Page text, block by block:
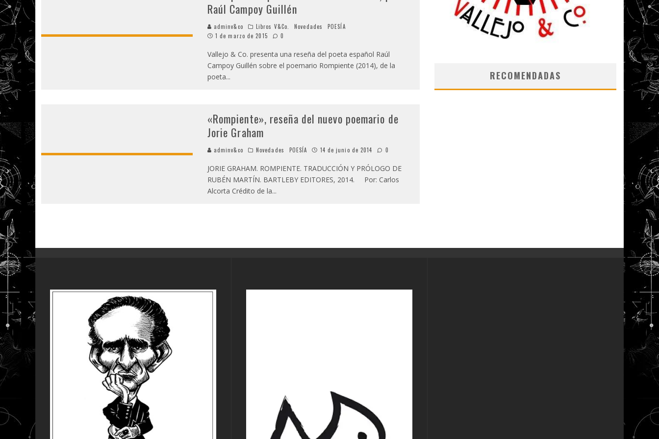
Raúl Campoy Guillén
adminv&co Libros V&Co. Novedades
POESÍA
1 de marzo de 2015
0
Vallejo & Co. presenta una reseña del poeta español Raúl
Campoy Guillén sobre el poemario Rompiente (2014), de la
poeta...
«Rompiente», reseña del nuevo poemario de
Jorie Graham
adminv&co Novedades POESÍA 14 de junio de 2014 0
JORIE GRAHAM. ROMPIENTE. TRADUCCIÓN Y PRÓLOGO DE
RUBÉN MARTÍN. BARTLEBY EDITORES, 2014. Por: Carlos
Alcorta Crédito de la...
RECOMENDADAS